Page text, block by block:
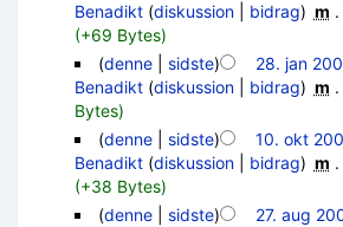
Benadikt (diskussion| bidrag) m .
(+69 Bytes)
(denne| sidste)
28. jan
Benadikt (diskussion| bidrag) m .
Bytes)
(denne| sidste)
10. okt
Benadikt (diskussion| bidrag) m .
(+38 Bytes)
(denne| sidste)
27. aug